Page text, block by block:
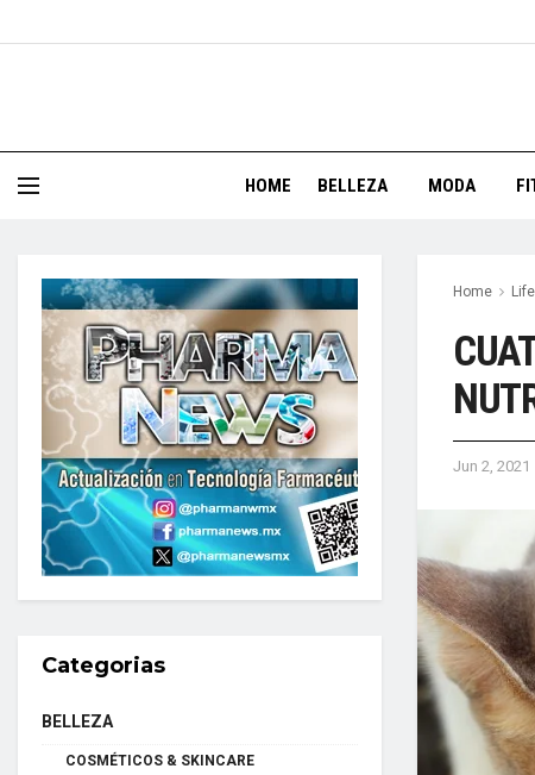
HOME BELLEZA MODA
Home
Jun 2, 2021
Categorias
BELLEZA
COSMÉTICOS & SKINCARE